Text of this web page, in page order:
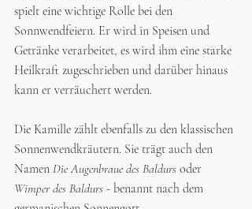
spielt eine wichtige Rolle bei den
Sonnwendfeiern. Er wird in Speisen und
Getränke verarbeitet, es wird ihm eine starke
Heilkraft zugeschrieben und darüber hinaus
kann er verräuchert werden.
Die Kamille zählt ebenfalls zu den klassischen
Sonnenwendkräutern. Sie trägt auch den
Namen Die Augenbraue des Baldurs oder
Wimper des Baldurs - benannt nach dem